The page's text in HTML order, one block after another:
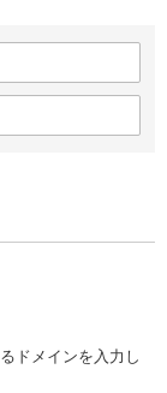
ドメインを入力し